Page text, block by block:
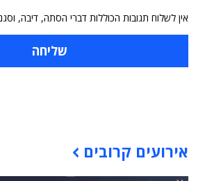
אין לשלוח תגובות הכוללות דברי הסתה, דיבה,
אירועים קרובים